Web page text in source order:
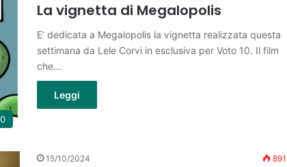
La vignetta di Megalopolis
E’ dedicata a Megalopolis la vignetta realizzata questa
settimana da Lele Corvi in esclusiva per Voto 10. Il film
che…
Leggi
15/10/2024 891